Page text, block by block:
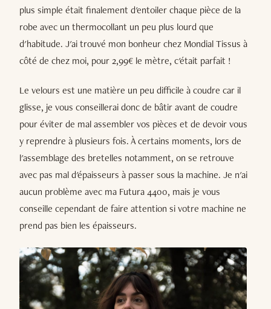
plus simple était finalement d'entoiler chaque pièce de la
robe avec un thermocollant un peu plus lourd que
d'habitude. J'ai trouvé mon bonheur chez Mondial Tissus à
côté de chez moi, pour 2,99€ le mètre, c'était parfait !
Le velours est une matière un peu difficile à coudre car il
glisse, je vous conseillerai donc de bâtir avant de coudre
pour éviter de mal assembler vos pièces et de devoir vous
y reprendre à plusieurs fois. À certains moments, lors de
l'assemblage des bretelles notamment, on se retrouve
avec pas mal d'épaisseurs à passer sous la machine. Je n'ai
aucun problème avec ma Futura 4400, mais je vous
conseille cependant de faire attention si votre machine ne
prend pas bien les épaisseurs.